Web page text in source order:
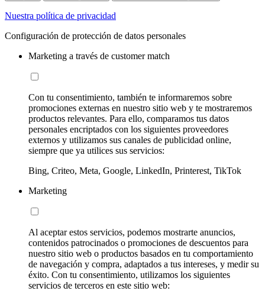
Nuestra política de privacidad
Configuración de protección de datos personales
Marketing a través de customer match
Con tu consentimiento, también te informaremos sobre
promociones externas en nuestro sitio web y te mostraremos
productos relevantes. Para ello, comparamos tus datos
personales encriptados con los siguientes proveedores
externos y utilizamos sus canales de publicidad online,
siempre que ya utilices sus servicios:
Bing, Criteo, Meta, Google, LinkedIn, Printerest, TikTok
Marketing
Al aceptar estos servicios, podemos mostrarte anuncios,
contenidos patrocinados o promociones de descuentos para
nuestro sitio web o productos basados en tu comportamiento
de navegación y compra, adaptados a tus intereses, y medir su
éxito. Con tu consentimiento, utilizamos los siguientes
servicios de terceros en este sitio web: